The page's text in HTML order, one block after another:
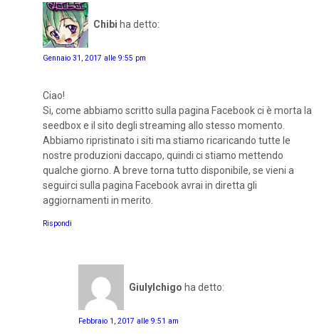
Chibi ha detto:
Gennaio 31, 2017 alle 9:55 pm
Ciao!
Si, come abbiamo scritto sulla pagina Facebook ci è morta la
seedbox e il sito degli streaming allo stesso momento.
Abbiamo ripristinato i siti ma stiamo ricaricando tutte le
nostre produzioni daccapo, quindi ci stiamo mettendo
qualche giorno. A breve torna tutto disponibile, se vieni a
seguirci sulla pagina Facebook avrai in diretta gli
aggiornamenti in merito.
Rispondi
GiulyIchigo ha detto:
Febbraio 1, 2017 alle 9:51 am